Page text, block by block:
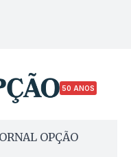
50 ANOS
OPÇÃO